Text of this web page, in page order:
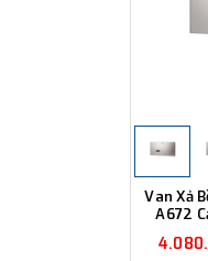
Van Xả
A672